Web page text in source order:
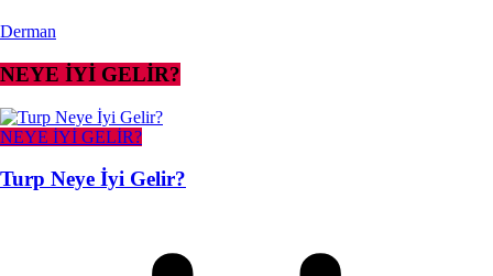
Derman
NEYE İYİ GELİR?
NEYE İYİ GELİR?
Turp Neye İyi Gelir?